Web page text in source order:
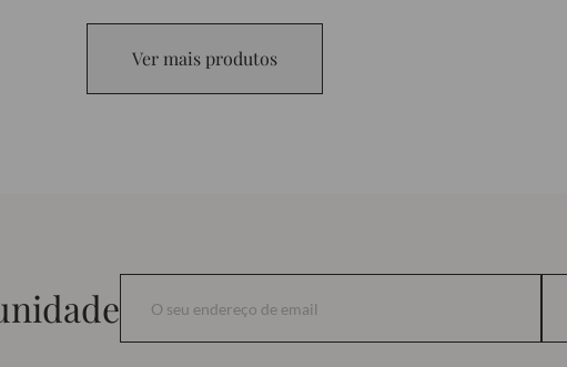
Ver mais produtos